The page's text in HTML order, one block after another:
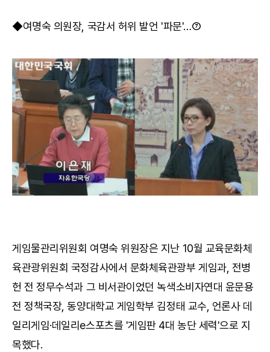
◆여명숙 의원장, 국감서 허위 발언 '파문'…⑦
게임물관리위원회 여명숙 위원장은 지난 10월 교육문화체
육관광위원회 국정감사에서 문화체육관광부 게임과, 전병
헌 전 정무수석과 그 비서관이었던 녹색소비자연대 윤문용
전 정책국장, 동양대학교 게임학부 김정태 교수, 언론사 데
일리게임·데일리e스포츠를 '게임판 4대 농단 세력'으로 지
목했다.